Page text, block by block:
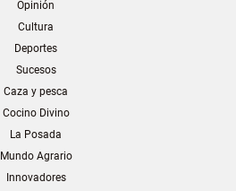
Opinión
Cultura
Deportes
Sucesos
Caza y pesca
Cocino Divino
La Posada
Mundo Agrario
Innovadores